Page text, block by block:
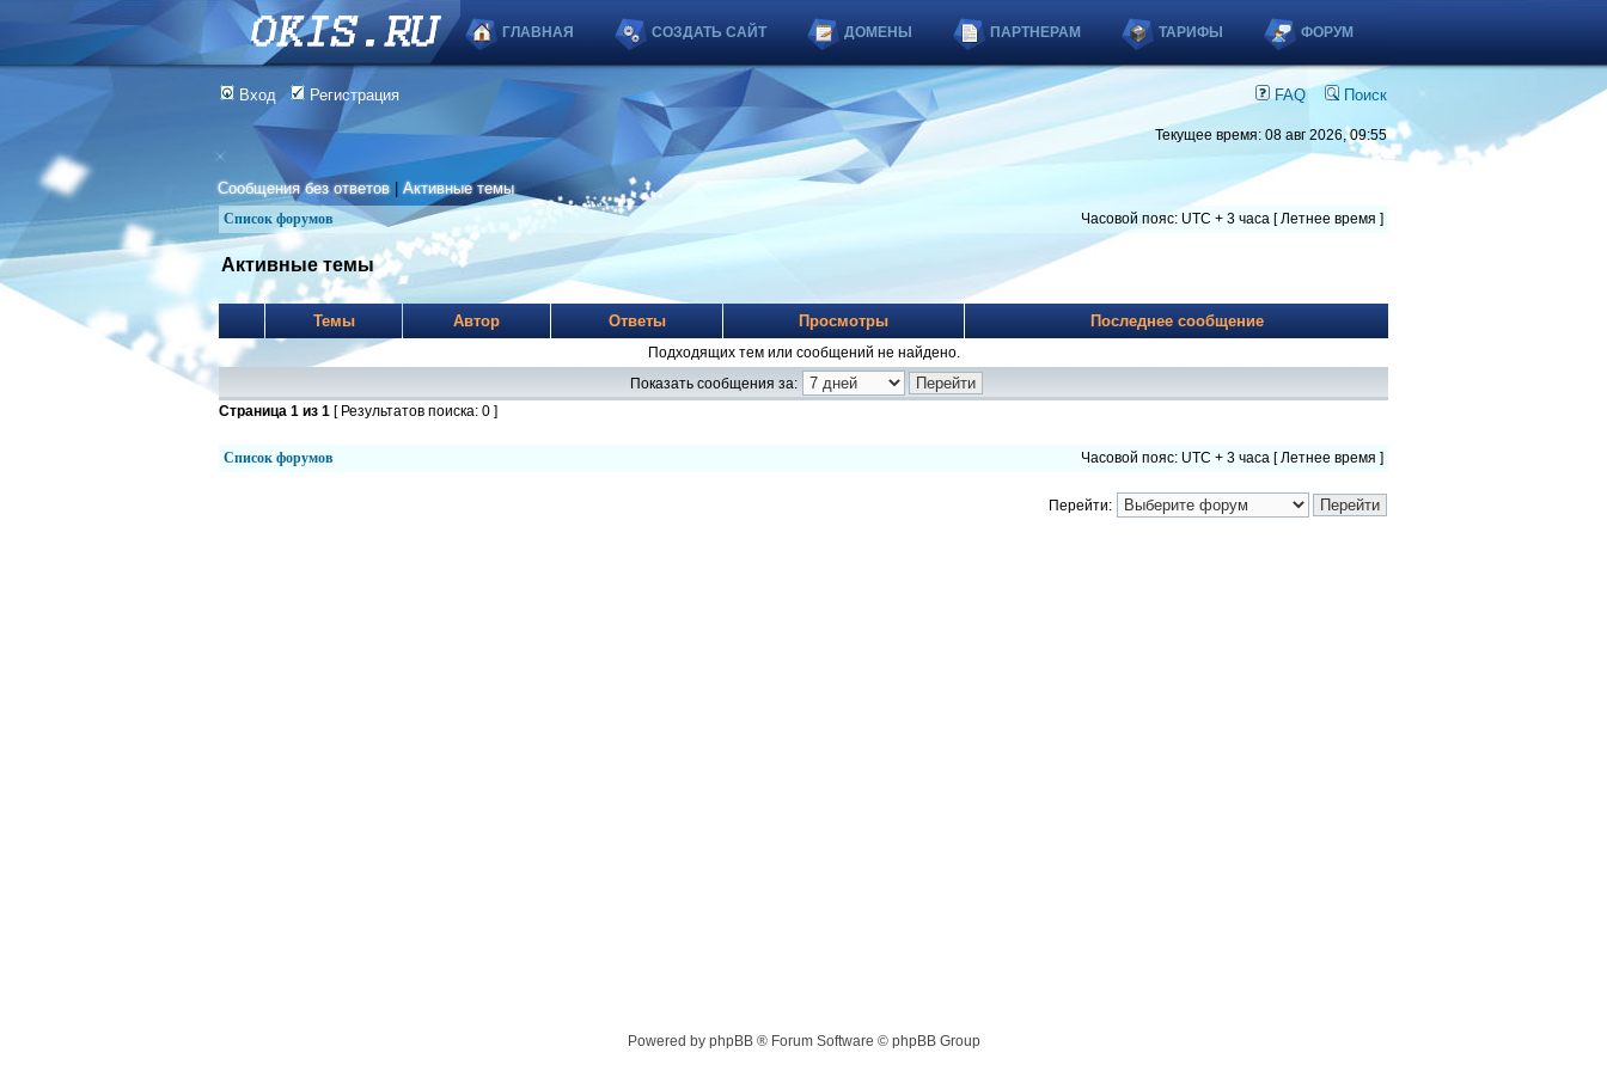
ГЛАВНАЯ СОЗДАТЬ САЙТ ДОМЕНЫ ПАРТНЕРАМ ТАРИФЫ ФОРУМ
Вход Регистрация FAQ Поиск
Текущее время: 08 авг 2026, 09:55
Сообщения без ответов |Активные темы
Список форумов Часовой пояс: UTC + 3 часа [ Летнее время ]
Активные темы
Темы Автор Ответы Просмотры Последнее сообщение
Подходящих тем или сообщений не найдено.
Показать сообщения за:
Страница 1 из 1 [ Результатов поиска: 0 ]
Список форумов Часовой пояс: UTC + 3 часа [ Летнее время ]
Перейти:
Powered by phpBB ® Forum Software © phpBB Group